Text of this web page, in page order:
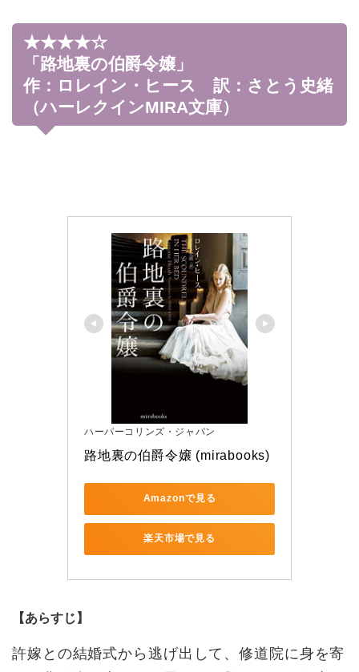
★★★★☆
「路地裏の伯爵令嬢」
作：ロレイン・ヒース 訳：さとう史緒
（ハーレクインMIRA文庫）
ハーパーコリンズ・ジャパン
路地裏の伯爵令嬢 (mirabooks)
Amazonで見る
楽天市場で見る
【あらすじ】
許嫁との結婚式から逃げ出して、修道院に身を寄